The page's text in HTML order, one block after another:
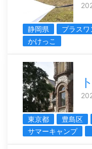
静岡県 プラスワ
かけっこ
東京都 豊島区
サマーキャンプ